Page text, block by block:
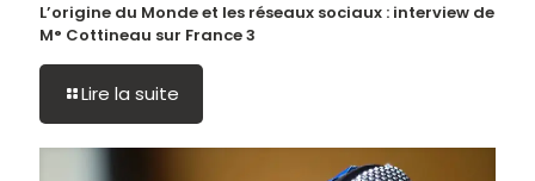
L’origine du Monde et les réseaux sociaux : interview de
M° Cottineau sur France 3
Lire la suite